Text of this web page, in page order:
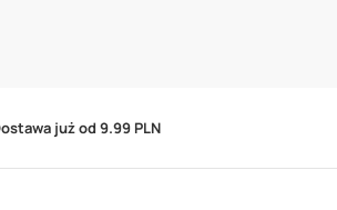
już od 9.99 PLN